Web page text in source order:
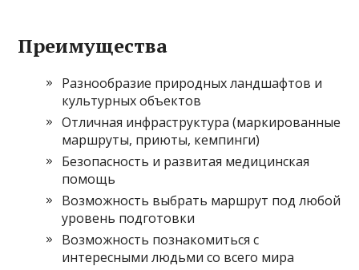
Преимущества
Разнообразие природных ландшафтов и
культурных объектов
Отличная инфраструктура (маркированные
маршруты, приюты, кемпинги)
Безопасность и развитая медицинская
помощь
Возможность выбрать маршрут под любой
уровень подготовки
Возможность познакомиться с
интересными людьми со всего мира